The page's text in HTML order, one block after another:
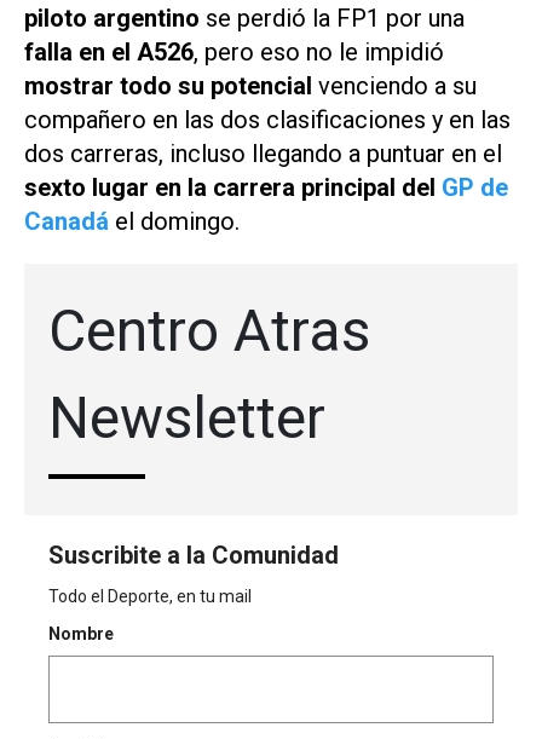
piloto argentino se perdió la FP1 por una
falla en el A526, pero eso no le impidió
mostrar todo su potencial venciendo a su
compañero en las dos clasificaciones y en las
dos carreras, incluso llegando a puntuar en el
sexto lugar en la carrera principal del GP de
Canadá el domingo.